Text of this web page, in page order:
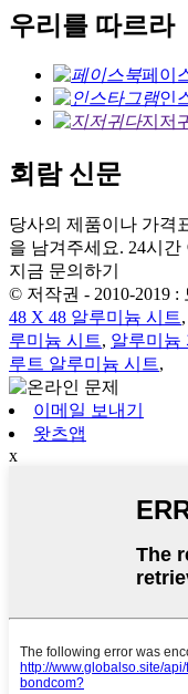
우리를 따르라
페이
인
지저
회람 신문
당사의 제품이나 가격
을 남겨주세요. 24시
지금 문의하기
© 저작권 - 2010-2019 :
48 X 48 알루미늄 시트,
루미늄 시트, 알루미늄
루트 알루미늄 시트,
이메일 보내기
왓츠앱
x